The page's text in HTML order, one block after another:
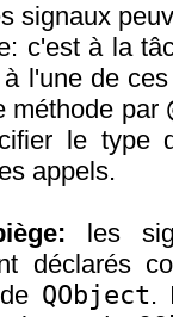
signaux
c'est à la
l'une de
méthode par
le type
appels.
les
déclarés
QObject.